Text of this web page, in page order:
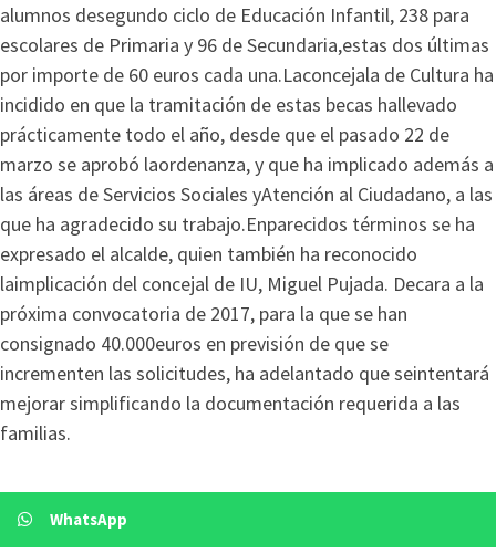
alumnos desegundo ciclo de Educación Infantil, 238 para
escolares de Primaria y 96 de Secundaria,estas dos últimas
por importe de 60 euros cada una.Laconcejala de Cultura ha
incidido en que la tramitación de estas becas hallevado
prácticamente todo el año, desde que el pasado 22 de
marzo se aprobó laordenanza, y que ha implicado además a
las áreas de Servicios Sociales yAtención al Ciudadano, a las
que ha agradecido su trabajo.Enparecidos términos se ha
expresado el alcalde, quien también ha reconocido
laimplicación del concejal de IU, Miguel Pujada. Decara a la
próxima convocatoria de 2017, para la que se han
consignado 40.000euros en previsión de que se
incrementen las solicitudes, ha adelantado que seintentará
mejorar simplificando la documentación requerida a las
familias.
WhatsApp